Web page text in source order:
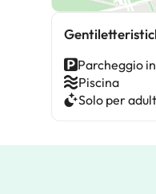
Parcheggio
Piscina
Solo per